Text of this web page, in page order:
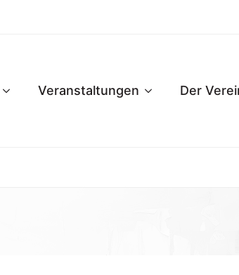
Veranstaltungen Der